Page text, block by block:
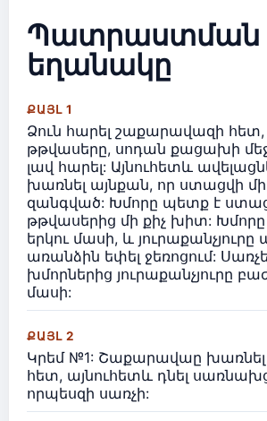
Պատրաստման
եղանակը
ՔԱՅԼ 1
Ձուն հարել շաքարավազի հետ,
թթվասերը, սոդան քացախի
լավ հարել: Այնուհետև
խառնել այնքան, որ ստացվի
զանգված: Խմորը պետք է
թթվասերից մի քիչ խիտ:
երկու մասի, և
առանձին եփել ջեռոցում:
խմորներից յուրաքանչյուրը
մասի:
ՔԱՅԼ 2
Կրեմ №1: Շաքարավաը
հետ, այնուհետև դնել
որպեսզի սառչի: